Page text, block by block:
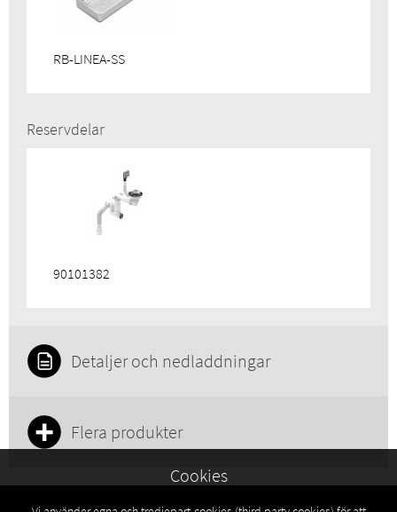
RB-LINEA-SS
Reservdelar
90101382
Detaljer och nedladdningar
Flera produkter
Cookies